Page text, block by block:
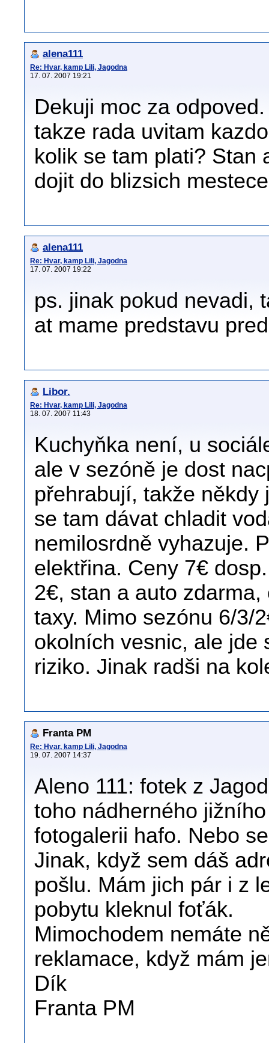
alena111
Re: Hvar, kamp Lili, Jagodna
17. 07. 2007 19:21
Dekuji moc za
takze rada uvitam
kolik se tam plati? Stan
dojit do blizsich
alena111
Re: Hvar, kamp Lili, Jagodna
17. 07. 2007 19:22
ps. jinak pokud nevadi,
at mame predstavu
Libor.
Re: Hvar, kamp Lili, Jagodna
18. 07. 2007 11:43
Kuchyňka není, u
ale v sezóně je dost
přehrabují, takže
se tam dávat chladit
nemilosrdně vyhazuje.
elektřina. Ceny 7€
2€, stan a auto
taxy. Mimo sezónu 6/3/
okolních vesnic, ale jde
riziko. Jinak radši na
Franta PM
Re: Hvar, kamp Lili, Jagodna
19. 07. 2007 14:37
Aleno 111: fotek z
toho nádherného
fotogalerii hafo. Nebo
Jinak, když sem dáš
pošlu. Mám jich pár i z
pobytu kleknul foťák.
Mimochodem nemáte
reklamace, když mám
Dík
Franta PM